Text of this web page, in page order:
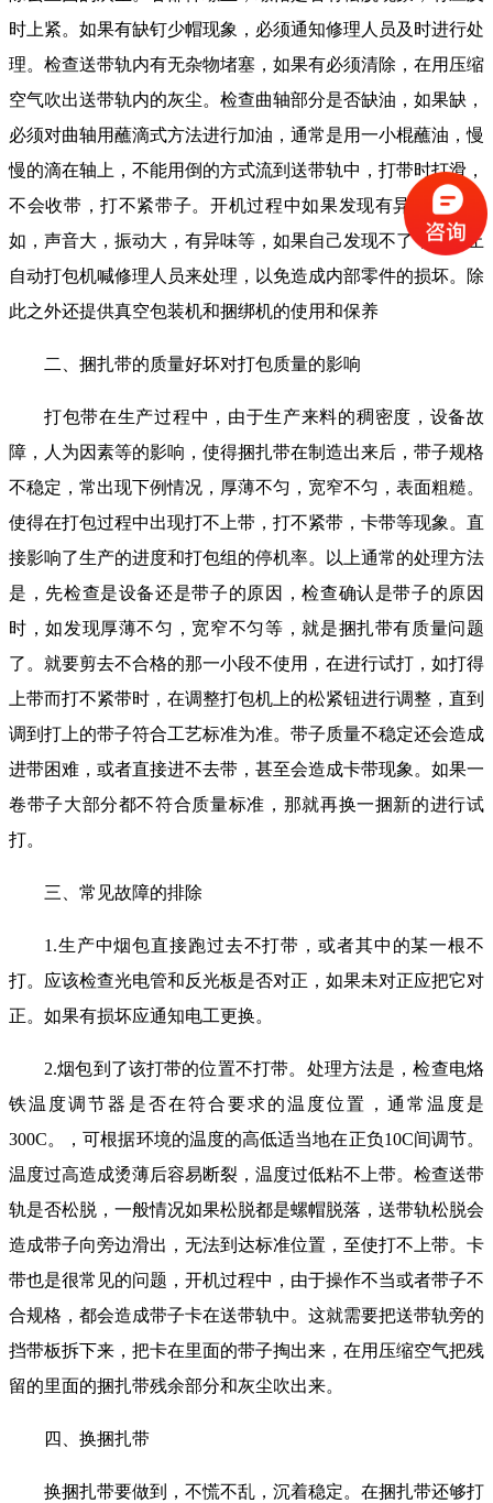
时上紧。如果有缺钉少帽现象，必须通知修理人员及时进行处
理。检查送带轨内有无杂物堵塞，如果有必须清除，在用压缩
空气吹出送带轨内的灰尘。检查曲轴部分是否缺油，如果缺，
必须对曲轴用蘸滴式方法进行加油，通常是用一小棍蘸油，慢
慢的滴在轴上，不能用倒的方式流到送带轨中，打带时打滑，
不会收带，打不紧带子。开机过程中如果发现有异常现象，
如，声音大，振动大，有异味等，如果自己发现不了，应停止
自动打包机喊修理人员来处理，以免造成内部零件的损坏。除
此之外还提供真空包装机和捆绑机的使用和保养
二、捆扎带的质量好坏对打包质量的影响
打包带在生产过程中，由于生产来料的稠密度，设备故
障，人为因素等的影响，使得捆扎带在制造出来后，带子规格
不稳定，常出现下例情况，厚薄不匀，宽窄不匀，表面粗糙。
使得在打包过程中出现打不上带，打不紧带，卡带等现象。直
接影响了生产的进度和打包组的停机率。以上通常的处理方法
是，先检查是设备还是带子的原因，检查确认是带子的原因
时，如发现厚薄不匀，宽窄不匀等，就是捆扎带有质量问题
了。就要剪去不合格的那一小段不使用，在进行试打，如打得
上带而打不紧带时，在调整打包机上的松紧钮进行调整，直到
调到打上的带子符合工艺标准为准。带子质量不稳定还会造成
进带困难，或者直接进不去带，甚至会造成卡带现象。如果一
卷带子大部分都不符合质量标准，那就再换一捆新的进行试
打。
三、常见故障的排除
1.生产中烟包直接跑过去不打带，或者其中的某一根不
打。应该检查光电管和反光板是否对正，如果未对正应把它对
正。如果有损坏应通知电工更换。
2.烟包到了该打带的位置不打带。处理方法是，检查电烙
铁温度调节器是否在符合要求的温度位置，通常温度是
300C。，可根据环境的温度的高低适当地在正负10C间调节。
温度过高造成烫薄后容易断裂，温度过低粘不上带。检查送带
轨是否松脱，一般情况如果松脱都是螺帽脱落，送带轨松脱会
造成带子向旁边滑出，无法到达标准位置，至使打不上带。卡
带也是很常见的问题，开机过程中，由于操作不当或者带子不
合规格，都会造成带子卡在送带轨中。这就需要把送带轨旁的
挡带板拆下来，把卡在里面的带子掏出来，在用压缩空气把残
留的里面的捆扎带残余部分和灰尘吹出来。
四、换捆扎带
换捆扎带要做到，不慌不乱，沉着稳定。在捆扎带还够打